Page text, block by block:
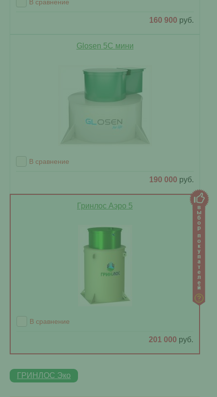
В сравнение
160 900 руб.
Glosen 5C мини
В сравнение
190 000 руб.
?
Гринлос Аэро 5
В сравнение
201 000 руб.
ГРИНЛОС Эко